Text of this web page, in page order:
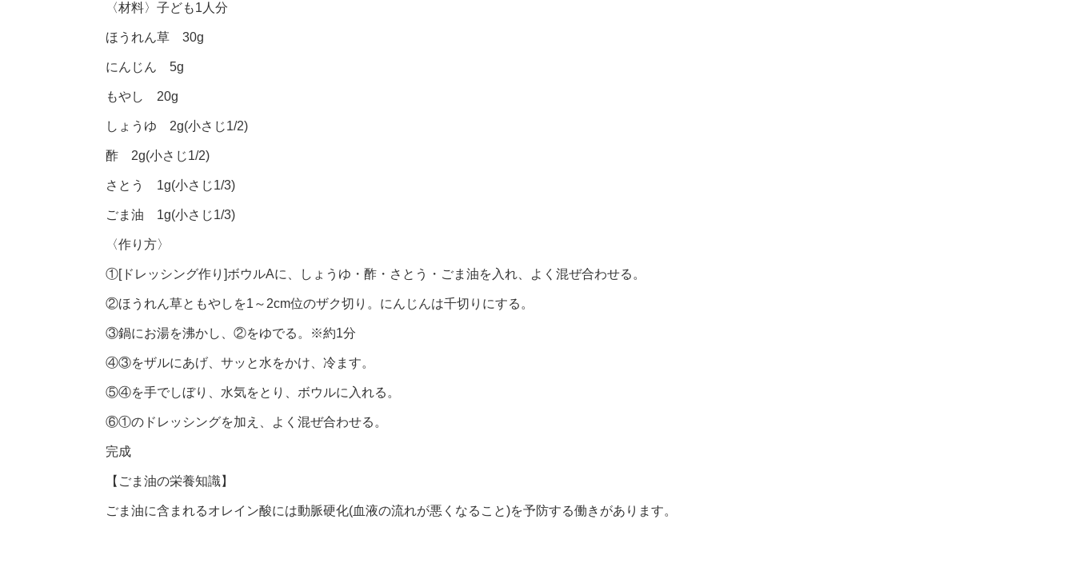
〈材料〉子ども1人分
ほうれん草 30g
にんじん 5g
もやし 20g
しょうゆ 2g(小さじ1/2)
酢 2g(小さじ1/2)
さとう 1g(小さじ1/3)
ごま油 1g(小さじ1/3)
〈作り方〉
①[ドレッシング作り]ボウルAに、しょうゆ・酢・さとう・ごま油を入れ、よく混ぜ合わせる。
②ほうれん草ともやしを1～2cm位のザク切り。にんじんは千切りにする。
③鍋にお湯を沸かし、②をゆでる。※約1分
④③をザルにあげ、サッと水をかけ、冷ます。
⑤④を手でしぼり、水気をとり、ボウルに入れる。
⑥①のドレッシングを加え、よく混ぜ合わせる。
完成
【ごま油の栄養知識】
ごま油に含まれるオレイン酸には動脈硬化(血液の流れが悪くなること)を予防する働きがあります。